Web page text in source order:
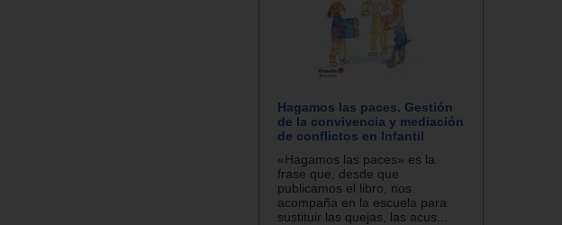
Hagamos las paces. Gestión
de la convivencia y mediación
de conflictos en Infantil
«Hagamos las paces» es la
frase que, desde que
publicamos el libro, nos
acompaña en la escuela para
sustituir las quejas, las acus...